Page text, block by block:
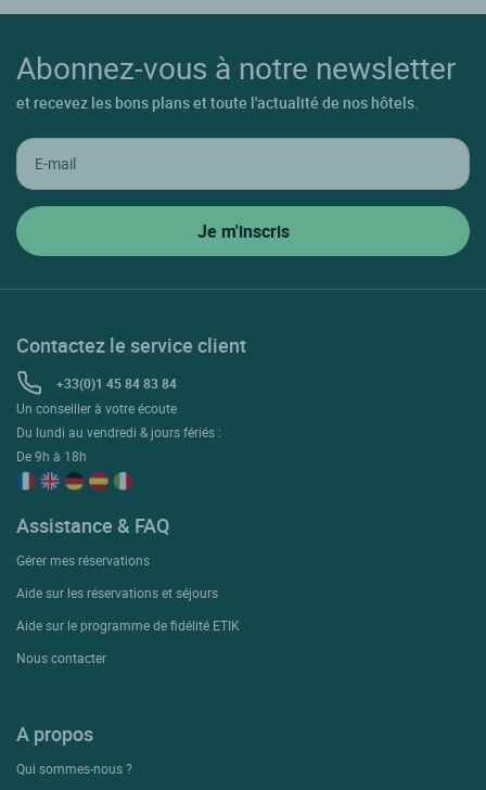
Abonnez-vous à notre newsletter
et recevez les bons plans et toute l'actualité de nos hôtels.
Contactez le service client
+33(0)1 45 84 83 84
Un conseiller à votre écoute
Du lundi au vendredi & jours fériés :
De 9h à 18h
Assistance & FAQ
Gérer mes réservations
Aide sur les réservations et séjours
Aide sur le programme de fidélité ETIK
Nous contacter
A propos
Qui sommes-nous ?